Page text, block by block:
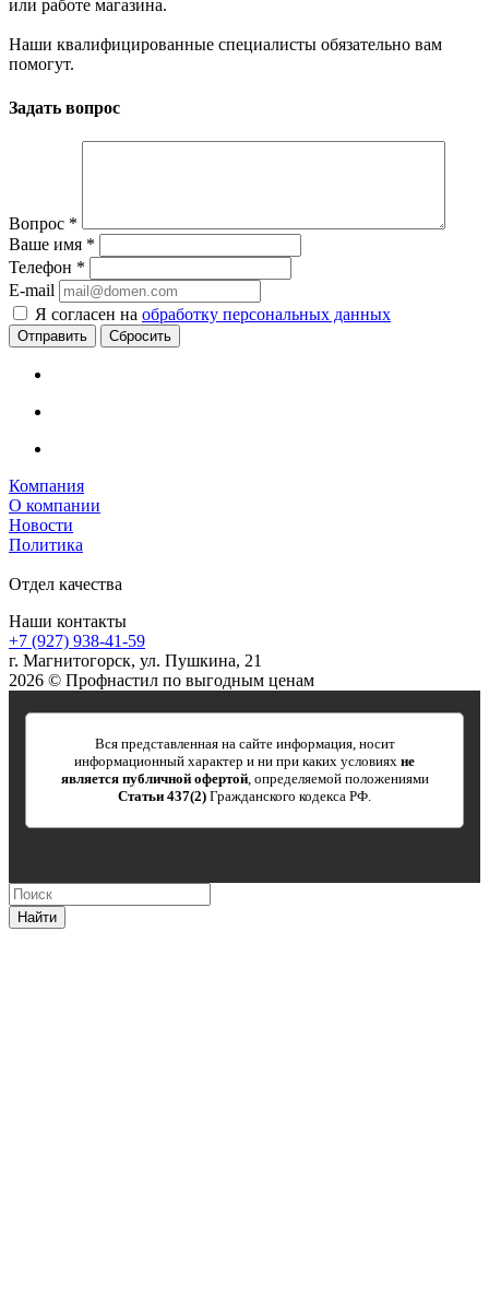
или работе магазина.
Наши квалифицированные специалисты обязательно вам
помогут.
Задать вопрос
Вопрос *
Ваше имя *
Телефон *
E-mail
Я согласен на обработку персональных данных
Сбросить
Компания
О компании
Новости
Политика
Отдел качества
Наши контакты
+7 (927) 938-41-59
г. Магнитогорск, ул. Пушкина, 21
2026 © Профнастил по выгодным ценам
Вся представленная на сайте информация, носит
информационный характер и ни при каких условиях не
является публичной офертой, определяемой положениями
Статьи 437(2) Гражданского кодекса РФ.
Найти